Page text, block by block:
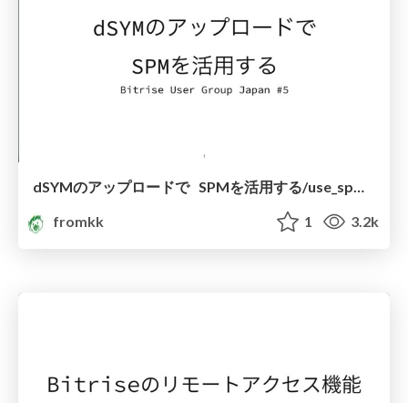
dSYMのアップロードで SPMを活用する/use_spm_with_upload_dsyms
fromkk
1 3.2k